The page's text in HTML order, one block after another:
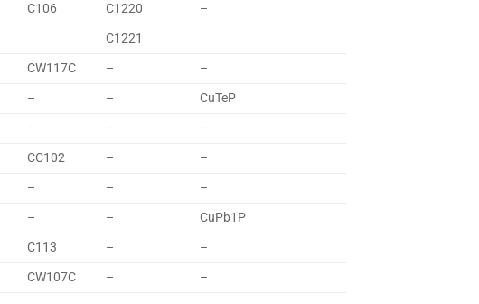
C106 C1220
–
C1221
CW117C –
–
– –
CuTeP
– –
–
CC102 –
–
– –
–
– –
CuPb1P
C113 –
–
CW107C –
–